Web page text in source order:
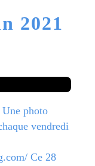
2021
photo
vendredi
Ce 28